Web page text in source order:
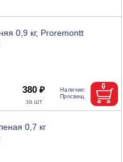
0,9 кг, Proremontt
380 ₽
0,7 кг